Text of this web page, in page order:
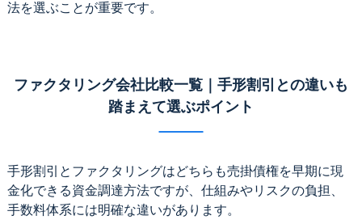
法を選ぶことが重要です。
ファクタリング会社比較一覧｜手形割引との違いも
踏まえて選ぶポイント
手形割引とファクタリングはどちらも売掛債権を早期に現
金化できる資金調達方法ですが、仕組みやリスクの負担、
手数料体系には明確な違いがあります。